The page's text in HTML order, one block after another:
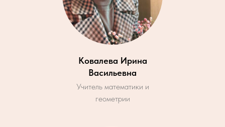
Ковалева Ирина
Васильевна
Учитель математики и
геометрии